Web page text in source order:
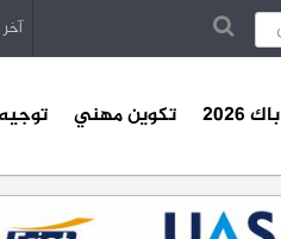
آخر
باك 2026 تكوين مهني